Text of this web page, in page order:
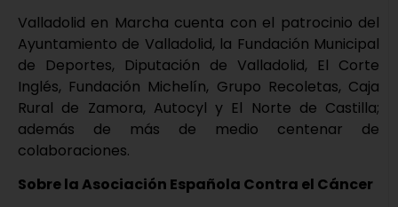
Valladolid en Marcha cuenta con el patrocinio del
Ayuntamiento de Valladolid, la Fundación Municipal
de Deportes, Diputación de Valladolid, El Corte
Inglés, Fundación Michelín, Grupo Recoletas, Caja
Rural de Zamora, Autocyl y El Norte de Castilla;
además de más de medio centenar de
colaboraciones.
Sobre la Asociación Española Contra el Cáncer